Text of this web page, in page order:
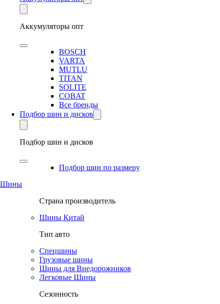
Аккумуляторы опт
BOSCH
VARTA
MUTLU
TITAN
SOLITE
COBAT
Все бренды
Подбор шин и дисков
Подбор шин и дисков
Подбор шин по размеру
Шины
Страна производитель
Шины Китай
Тип авто
Спецшины
Грузовые шины
Шины для Внедорожников
Легковые Шины
Сезонность